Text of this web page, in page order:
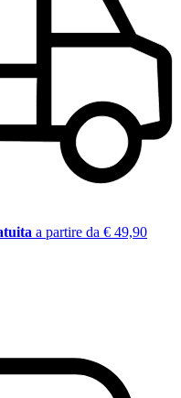
a partire da € 49,90